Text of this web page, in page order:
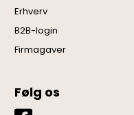
Erhverv
B2B-login
Firmagaver
Følg os